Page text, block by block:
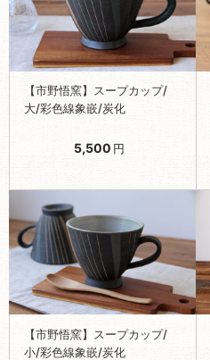
【市野悟窯】スープカップ/
大/彩色線象嵌/炭化
5,500 円
【市野悟窯】スープカップ/
小/彩色線象嵌/炭化